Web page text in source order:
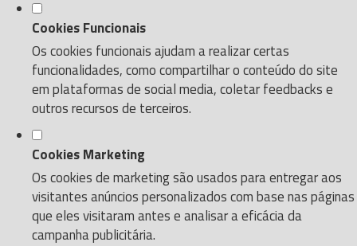
Cookies Funcionais
Os cookies funcionais ajudam a realizar certas
funcionalidades, como compartilhar o conteúdo do site
em plataformas de social media, coletar feedbacks e
outros recursos de terceiros.
Cookies Marketing
Os cookies de marketing são usados para entregar aos
visitantes anúncios personalizados com base nas páginas
que eles visitaram antes e analisar a eficácia da
campanha publicitária.